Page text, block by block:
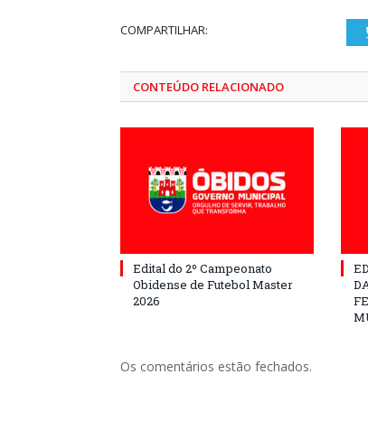
COMPARTILHAR:
CONTEÚDO RELACIONADO
Edital do 2º Campeonato
Obidense de Futebol Master
2026
Os comentários estão fechados.